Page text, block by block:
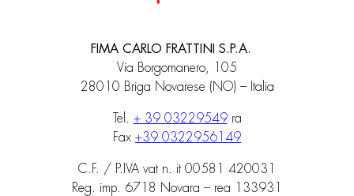
FIMA CARLO FRATTINI S.P.A.
Via Borgomanero, 105
28010 Briga Novarese (NO) – Italia
Tel. + 39 03229549ra
Fax +39 0322956149
C.F. / P.IVA vat n. it 00581 420031
Reg. imp. 6718 Novara – rea 133931